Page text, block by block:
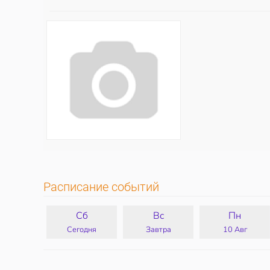
Расписание событий
Сб
Сегодня
Вс
Завтра
Пн
10 Авг